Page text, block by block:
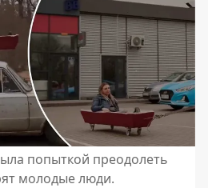
попыткой преодолеть
молодые люди.